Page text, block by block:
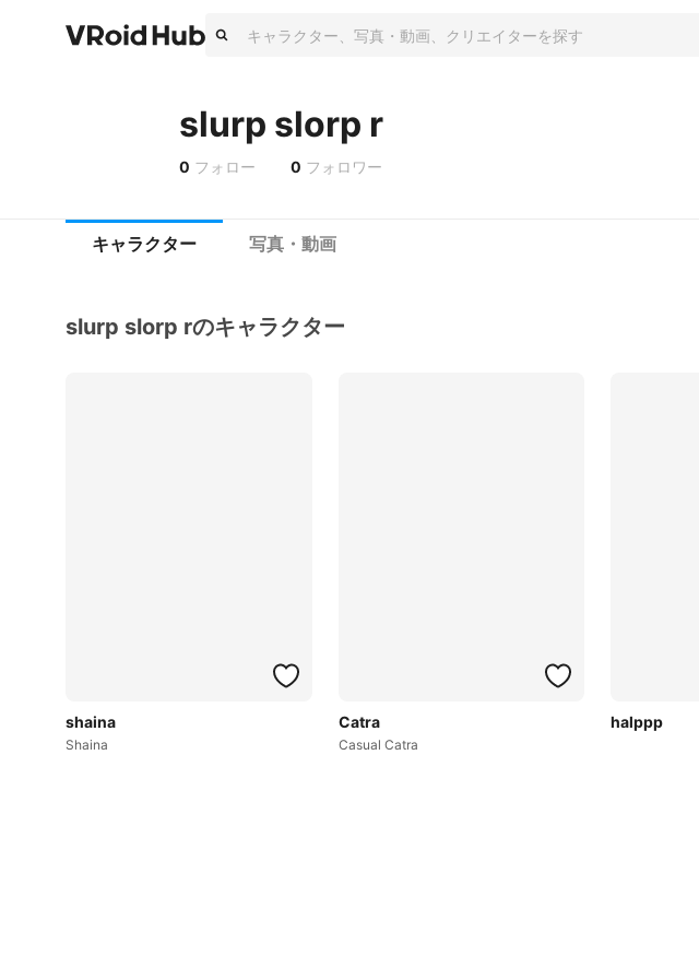
slurp slorp r
0 フォロー 0 フォロワー
キャラクター 写真・動画
slurp slorp rのキャラクター
shaina
Shaina
Catra
Casual Catra
halppp